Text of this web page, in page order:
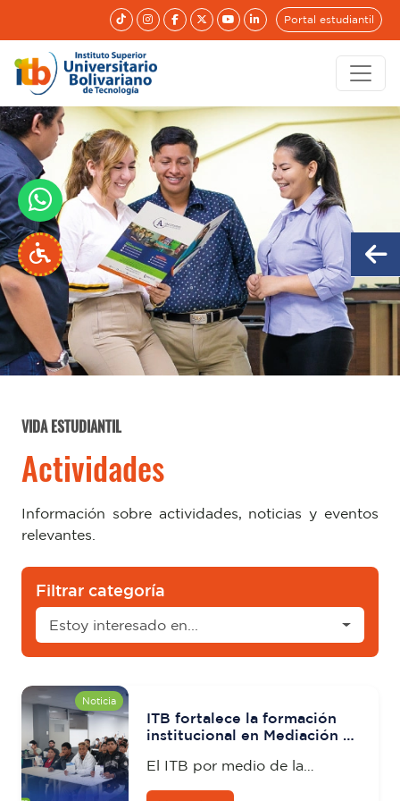
Portal estudiantil
VIDA ESTUDIANTIL
Actividades
Información sobre actividades, noticias y eventos
relevantes.
Filtrar categoría
Estoy interesado en...
Noticia
ITB fortalece la formación
institucional en Mediación y
El ITB por medio de la
dirección de Vinculación con